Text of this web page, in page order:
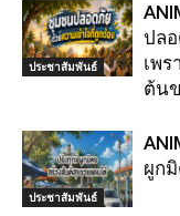
ประชาสัมพันธ์
ปล
เพร
ต้น
ประชาสัมพันธ์
ผูก